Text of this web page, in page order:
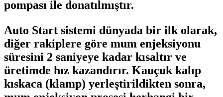
pompası ile donatılmıştır.
Auto Start sistemi dünyada bir ilk olarak,
diğer rakiplere göre mum enjeksiyonu
süresini 2 saniyeye kadar kısaltır ve
üretimde hız kazandırır. Kauçuk kalıp
kıskaca (klamp) yerleştirildikten sonra,